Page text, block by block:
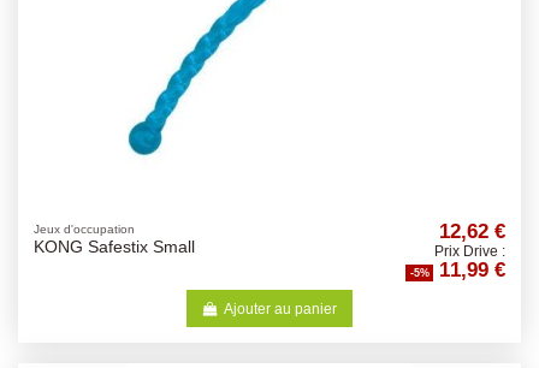
Jeux d'occupation
KONG Safestix Small
12,62 €
Prix Drive :
-5% 11,99 €
Ajouter au panier